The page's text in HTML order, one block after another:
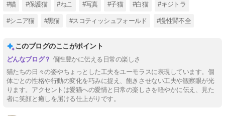
#猫 #保護猫 #ねこ #写真 #子猫 #白猫 #キジトラ
#シニア猫 #黒猫 #スコティッシュフォールド #慢性腎不全
このブログのここがポイント
個性豊かに伝える日常の楽しさ
猫たちの日々の姿やちょっとした工夫をユーモラスに表現しています。個
体ごとの性格や行動の変化を巧みに捉え、飽きさせない工夫や観察眼が光
ります。アクセントは愛猫への愛情と日常の楽しさを軽やかに伝え、見た
者に笑顔と癒しを届ける仕上がりです。